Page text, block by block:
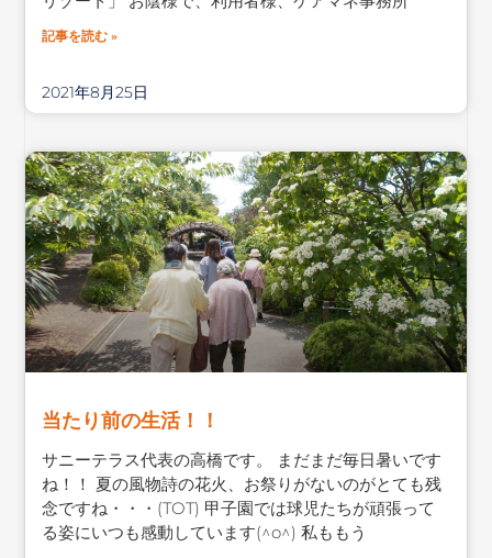
記事を読む »
2021年8月25日
当たり前の生活！！
サニーテラス代表の高橋です。 まだまだ毎日暑いです
ね！！ 夏の風物詩の花火、お祭りがないのがとても残
念ですね・・・(TOT) 甲子園では球児たちが頑張って
る姿にいつも感動しています(^o^) 私ももう